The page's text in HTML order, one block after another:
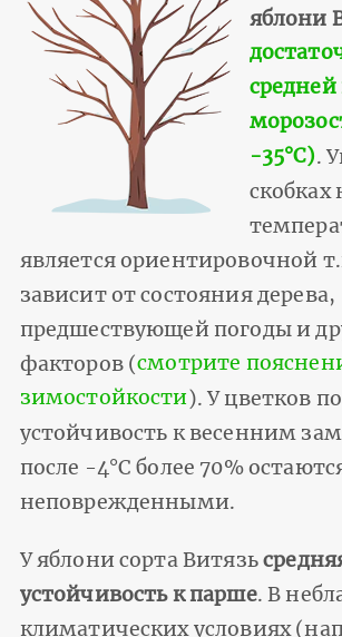
яблони
-35°С).
скобках
является ориентировочной
зависит от состояния дерева,
предшествующей погоды и
факторов (смотрите
зимостойкости). У цветков
устойчивость к весенним
после -4°С более 70%
неповрежденными.
У яблони сорта Витязь
устойчивость к парше. В
климатических условиях